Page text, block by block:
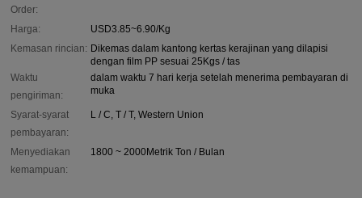
Order:
Harga:
USD3.85~6.90/Kg
Kemasan rincian: Dikemas dalam kantong kertas kerajinan yang dilapisi
dengan film PP sesuai 25Kgs / tas
Waktu
pengiriman:
dalam waktu 7 hari kerja setelah menerima pembayaran di
muka
Syarat-syarat
pembayaran:
L / C, T / T, Western Union
Menyediakan
kemampuan:
1800 ~ 2000Metrik Ton / Bulan